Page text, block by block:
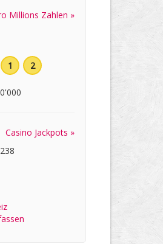
Millions Zahlen »
1 2
Casino Jackpots »